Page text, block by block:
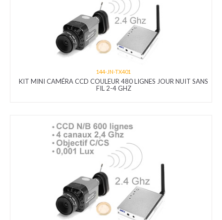
144-JN-TX401
KIT MINI CAMÉRA CCD COULEUR 480 LIGNES JOUR NUIT SANS
FIL 2-4 GHZ